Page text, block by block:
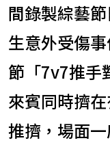
間錄製綜藝
生意外受傷
節「7v7推手
來賓同時擠
推擠，場面